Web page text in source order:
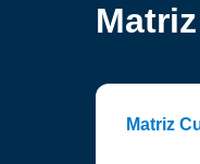
Matriz